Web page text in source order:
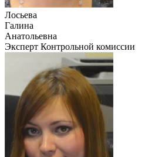
Лосьева
Галина
Анатольевна
Эксперт Контрольной комиссии